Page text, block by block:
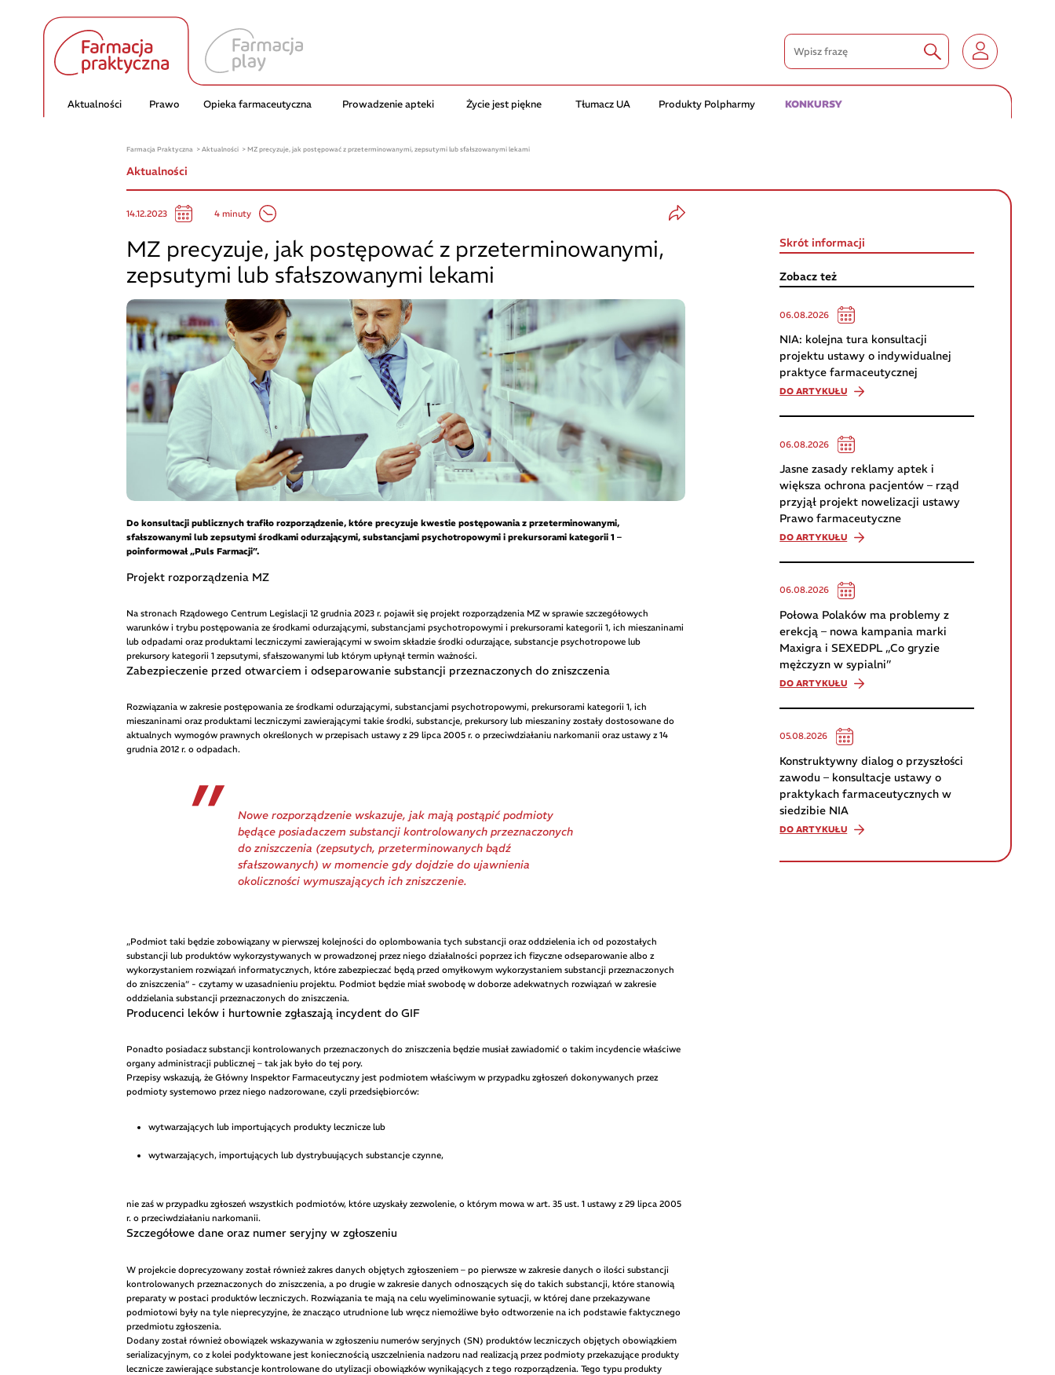
Aktualności Prawo Opieka farmaceutyczna Prowadzenie apteki Życie jest piękne Tłumacz UA Produkty Polpharmy KONKURSY
Farmacja Praktyczna Aktualności MZ precyzuje, jak postępować z przeterminowanymi, zepsutymi lub sfałszowanymi lekami
Aktualności
14.12.2023 4 minuty
MZ precyzuje, jak postępować z przeterminowanymi,
zepsutymi lub sfałszowanymi lekami
Do konsultacji publicznych trafiło rozporządzenie, które precyzuje kwestie postępowania z przeterminowanymi,
sfałszowanymi lub zepsutymi środkami odurzającymi, substancjami psychotropowymi i prekursorami kategorii 1 –
poinformował „Puls Farmacji”.
Projekt rozporządzenia MZ
Na stronach Rządowego Centrum Legislacji 12 grudnia 2023 r. pojawił się projekt rozporządzenia MZ w sprawie szczegółowych
warunków i trybu postępowania ze środkami odurzającymi, substancjami psychotropowymi i prekursorami kategorii 1, ich mieszaninami
lub odpadami oraz produktami leczniczymi zawierającymi w swoim składzie środki odurzające, substancje psychotropowe lub
prekursory kategorii 1 zepsutymi, sfałszowanymi lub którym upłynął termin ważności.
Zabezpieczenie przed otwarciem i odseparowanie substancji przeznaczonych do zniszczenia
Rozwiązania w zakresie postępowania ze środkami odurzającymi, substancjami psychotropowymi, prekursorami kategorii 1, ich
mieszaninami oraz produktami leczniczymi zawierającymi takie środki, substancje, prekursory lub mieszaniny zostały dostosowane do
aktualnych wymogów prawnych określonych w przepisach ustawy z 29 lipca 2005 r. o przeciwdziałaniu narkomanii oraz ustawy z 14
grudnia 2012 r. o odpadach.
Nowe rozporządzenie wskazuje, jak mają postąpić podmioty
będące posiadaczem substancji kontrolowanych przeznaczonych
do zniszczenia (zepsutych, przeterminowanych bądź
sfałszowanych) w momencie gdy dojdzie do ujawnienia
okoliczności wymuszających ich zniszczenie.
„Podmiot taki będzie zobowiązany w pierwszej kolejności do oplombowania tych substancji oraz oddzielenia ich od pozostałych
substancji lub produktów wykorzystywanych w prowadzonej przez niego działalności poprzez ich fizyczne odseparowanie albo z
wykorzystaniem rozwiązań informatycznych, które zabezpieczać będą przed omyłkowym wykorzystaniem substancji przeznaczonych
do zniszczenia” - czytamy w uzasadnieniu projektu. Podmiot będzie miał swobodę w doborze adekwatnych rozwiązań w zakresie
oddzielania substancji przeznaczonych do zniszczenia.
Producenci leków i hurtownie zgłaszają incydent do GIF
Ponadto posiadacz substancji kontrolowanych przeznaczonych do zniszczenia będzie musiał zawiadomić o takim incydencie właściwe
organy administracji publicznej – tak jak było do tej pory.
Przepisy wskazują, że Główny Inspektor Farmaceutyczny jest podmiotem właściwym w przypadku zgłoszeń dokonywanych przez
podmioty systemowo przez niego nadzorowane, czyli przedsiębiorców:
wytwarzających lub importujących produkty lecznicze lub
wytwarzających, importujących lub dystrybuujących substancje czynne,
nie zaś w przypadku zgłoszeń wszystkich podmiotów, które uzyskały zezwolenie, o którym mowa w art. 35 ust. 1 ustawy z 29 lipca 2005
r. o przeciwdziałaniu narkomanii.
Szczegółowe dane oraz numer seryjny w zgłoszeniu
W projekcie doprecyzowany został również zakres danych objętych zgłoszeniem – po pierwsze w zakresie danych o ilości substancji
kontrolowanych przeznaczonych do zniszczenia, a po drugie w zakresie danych odnoszących się do takich substancji, które stanowią
preparaty w postaci produktów leczniczych. Rozwiązania te mają na celu wyeliminowanie sytuacji, w której dane przekazywane
podmiotowi były na tyle nieprecyzyjne, że znacząco utrudnione lub wręcz niemożliwe było odtworzenie na ich podstawie faktycznego
przedmiotu zgłoszenia.
Dodany został również obowiązek wskazywania w zgłoszeniu numerów seryjnych (SN) produktów leczniczych objętych obowiązkiem
serializacyjnym, co z kolei podyktowane jest koniecznością uszczelnienia nadzoru nad realizacją przez podmioty przekazujące produkty
lecznicze zawierające substancje kontrolowane do utylizacji obowiązków wynikających z tego rozporządzenia. Tego typu produkty
Skrót informacji
Zobacz też
06.08.2026
NIA: kolejna tura konsultacji
projektu ustawy o indywidualnej
praktyce farmaceutycznej
DO ARTYKUŁU
06.08.2026
Jasne zasady reklamy aptek i
większa ochrona pacjentów – rząd
przyjął projekt nowelizacji ustawy
Prawo farmaceutyczne
DO ARTYKUŁU
06.08.2026
Połowa Polaków ma problemy z
erekcją – nowa kampania marki
Maxigra i SEXEDPL „Co gryzie
mężczyzn w sypialni”
DO ARTYKUŁU
05.08.2026
Konstruktywny dialog o przyszłości
zawodu – konsultacje ustawy o
praktykach farmaceutycznych w
siedzibie NIA
DO ARTYKUŁU